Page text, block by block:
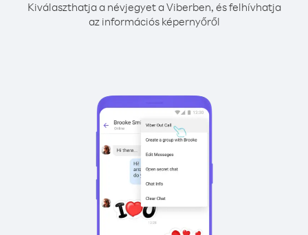
Kiválaszthatja a névjegyet a Viberben, és felhívhatja
az információs képernyőről